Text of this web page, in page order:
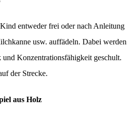
entweder frei oder nach Anleitung
usw. auffädeln. Dabei werden
Konzentrationsfähigkeit geschult.
der Strecke.
aus Holz